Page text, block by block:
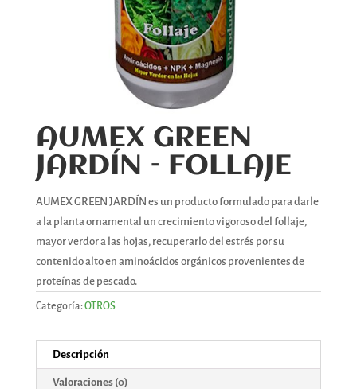
AUMEX GREEN
JARDÍN – FOLLAJE
AUMEX GREEN JARDÍN es un producto formulado para darle
a la planta ornamental un crecimiento vigoroso del follaje,
mayor verdor a las hojas, recuperarlo del estrés por su
contenido alto en aminoácidos orgánicos provenientes de
proteínas de pescado.
Categoría:OTROS
Descripción
Valoraciones (0)